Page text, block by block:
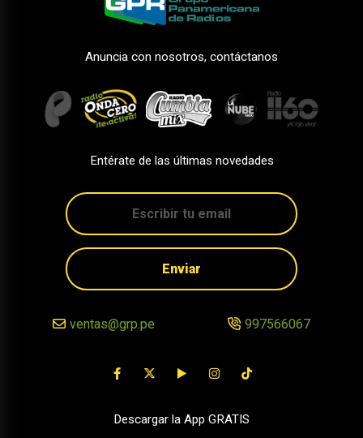
Anuncia con nosotros, contáctanos
Entérate de las últimas novedades
Enviar
ventas@grp.pe 997566067
Descargar la App GRATIS